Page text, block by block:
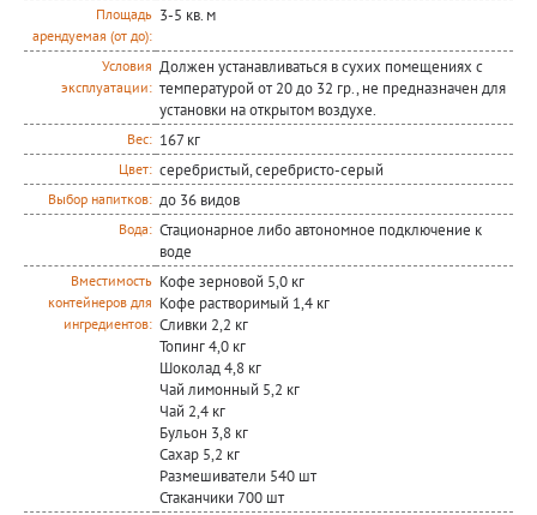
Площадь
арендуемая (от до):
3-5 кв. м
Условия
эксплуатации:
Должен устанавливаться в сухих помещениях с
температурой от 20 до 32 гр., не предназначен для
установки на открытом воздухе.
Вес: 167 кг
Цвет: серебристый, серебристо-серый
Выбор напитков: до 36 видов
Вода: Стационарное либо автономное подключение к
воде
Вместимость
контейнеров для
ингредиентов:
Кофе зерновой 5,0 кг
Кофе растворимый 1,4 кг
Сливки 2,2 кг
Топинг 4,0 кг
Шоколад 4,8 кг
Чай лимонный 5,2 кг
Чай 2,4 кг
Бульон 3,8 кг
Сахар 5,2 кг
Размешиватели 540 шт
Стаканчики 700 шт